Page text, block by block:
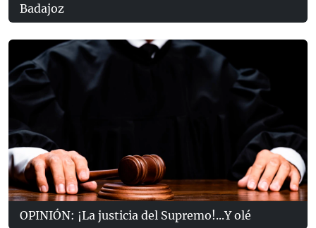
Badajoz
OPINIÓN: ¡La justicia del Supremo!...Y olé